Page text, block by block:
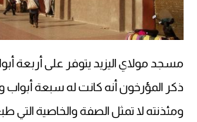
مسجد مولاي اليزيد يتوفر على أربعة
ذكر المؤرخون أنه كانت له سبعة
ومئذنته لا تمثل الصفة والخاصية التي